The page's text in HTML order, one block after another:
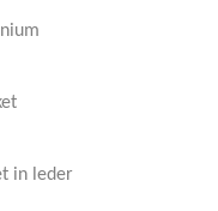
in leder